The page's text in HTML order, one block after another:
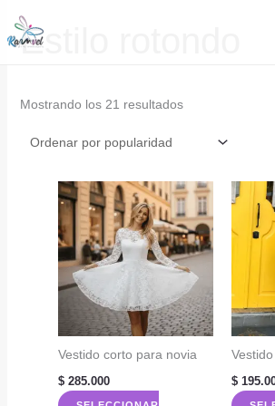
al
Estilo rotondo
Mostrando los 21 resultadosOrdenado
popularidad
Vestido corto para novia
$285.000 $